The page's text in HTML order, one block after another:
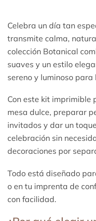
Celebra un día tan
transmite calma,
colección Botanical
suaves y un estilo
sereno y luminoso para
Con este kit imprimible
mesa dulce, preparar
invitados y dar un
celebración sin
decoraciones por
Todo está diseñado
o en tu imprenta de
con facilidad.